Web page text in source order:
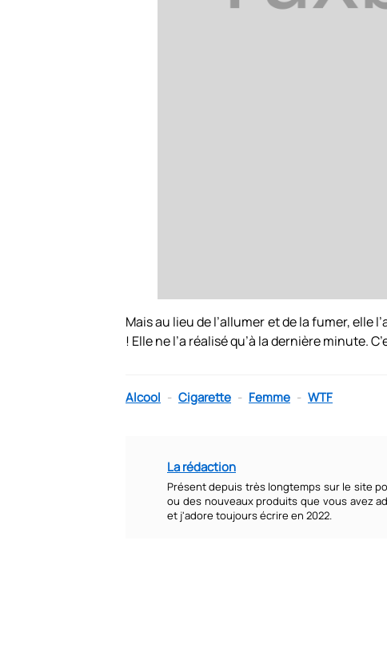
Mais au lieu de l’allumer et de la fumer, elle
! Elle ne l’a réalisé qu’à la dernière minute.
Alcool - Cigarette - Femme - WTF
La rédaction
Présent depuis très longtemps sur le site
ou des nouveaux produits que vous avez
et j'adore toujours écrire en 2022.